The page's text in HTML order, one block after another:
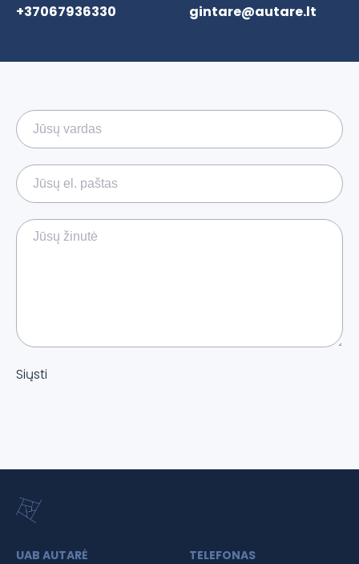
+37067936330 gintare@autare.lt
Siųsti
UAB AUTARĖ TELEFONAS